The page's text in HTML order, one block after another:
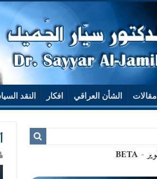
مقالات الشأن العراقي افكار النقد